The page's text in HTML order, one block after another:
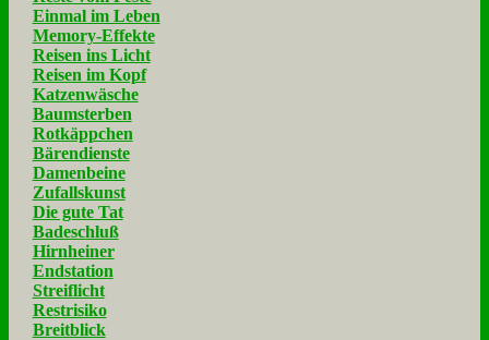
Einmal im Leben
Memory-Effekte
Reisen ins Licht
Reisen im Kopf
Katzenwäsche
Baumsterben
Rotkäppchen
Bärendienste
Damenbeine
Zufallskunst
Die gute Tat
Badeschluß
Hirnheiner
Endstation
Streiflicht
Restrisiko
Breitblick